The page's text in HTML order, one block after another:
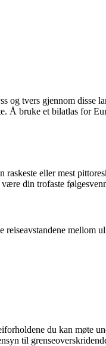
tvers gjennom
Å bruke et bilatlas for
eller mest
din trofaste
du kan møte
til